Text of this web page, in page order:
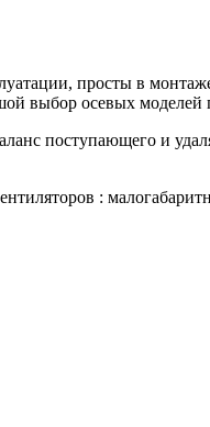
просты в
выбор осевых моделей
поступающего и
: